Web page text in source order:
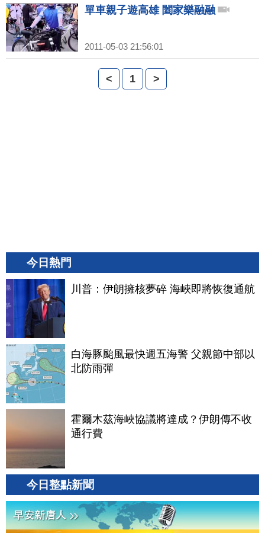
單車親子遊高雄 闔家樂融融
2011-05-03 21:56:01
< 1 >
今日熱門
川普：伊朗擁核夢碎 海峽即將恢復通航
白海豚颱風最快週五海警 父親節中部以
北防雨彈
霍爾木茲海峽協議將達成？伊朗傳不收
通行費
今日整點新聞